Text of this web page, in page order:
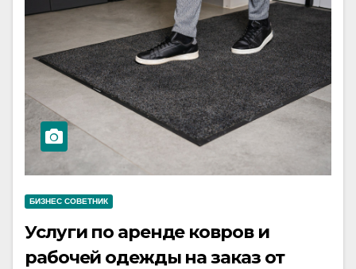
БИЗНЕС СОВЕТНИК
Услуги по аренде ковров и
рабочей одежды на заказ от